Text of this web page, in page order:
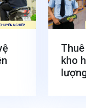
kho